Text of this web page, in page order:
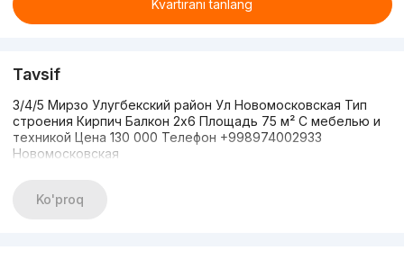
Kvartirani tanlang
Tavsif
3/4/5 Мирзо Улугбекский район Ул Новомосковская Тип
строения Кирпич Балкон 2х6 Площадь 75 м² С мебелью и
техникой Цена 130 000 Телефон +998974002933
Новомосковская
Ko'proq